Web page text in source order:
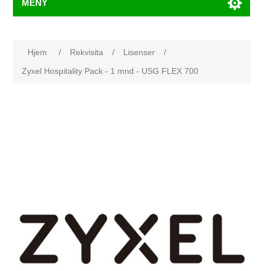
MENY
Hjem / Rekvisita / Lisenser
/
Zyxel Hospitality Pack - 1 mnd - USG FLEX 700